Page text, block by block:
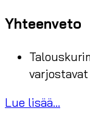
Yhteenveto
Lue lisää...